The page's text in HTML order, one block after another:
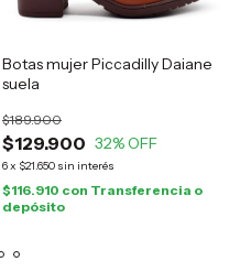
Botas mujer Piccadilly Daiane
suela
$129.900
$189.900
32% OFF
6x $21.650 sin interés
$116.910 con Transferencia o
depósito